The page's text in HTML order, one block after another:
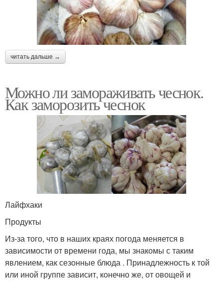
читать дальше →
Можно ли замораживать чеснок.
Как заморозить чеснок
Лайфхаки
Продукты
Из-за того, что в наших краях погода меняется в
зависимости от времени года, мы знакомы с таким
явлением, как сезонные блюда . Принадлежность к той
или иной группе зависит, конечно же, от овощей и